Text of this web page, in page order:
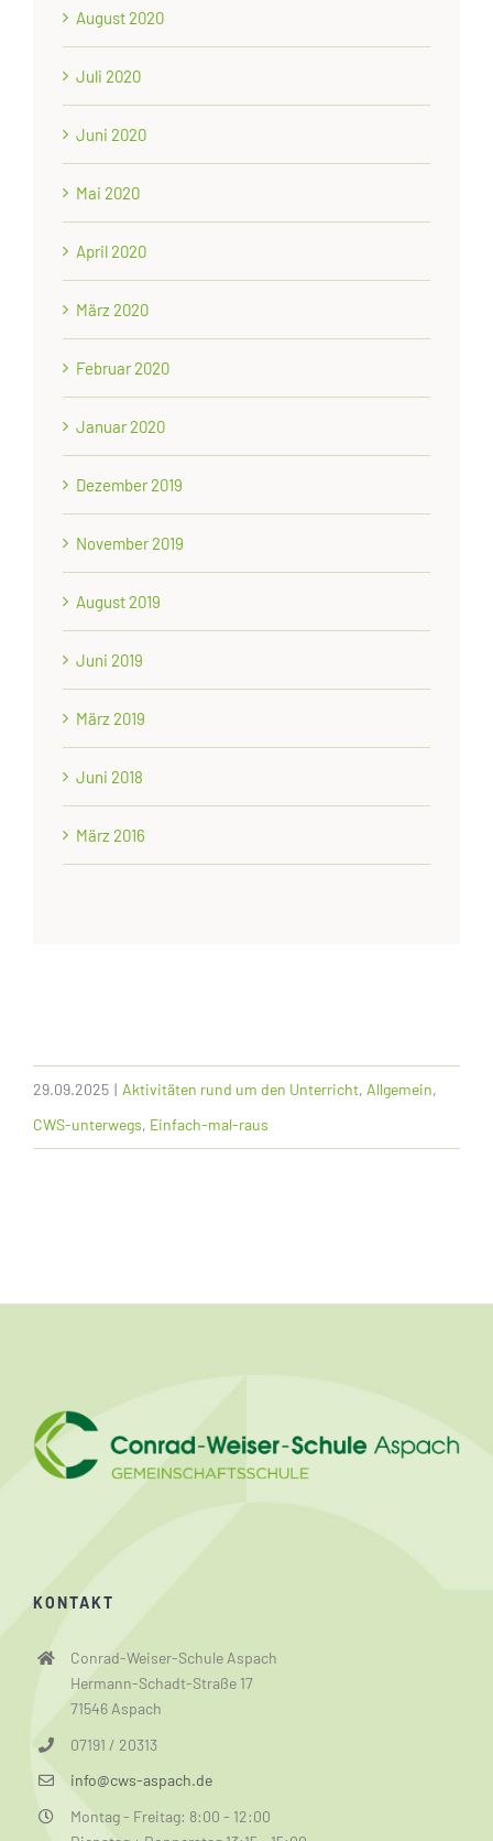
August 2020
Juli 2020
Juni 2020
Mai 2020
April 2020
März 2020
Februar 2020
Januar 2020
Dezember 2019
November 2019
August 2019
Juni 2019
März 2019
Juni 2018
März 2016
29.09.2025 | Aktivitäten rund um den Unterricht, Allgemein,
CWS-unterwegs, Einfach-mal-raus
KONTAKT
Conrad-Weiser-Schule Aspach
Hermann-Schadt-Straße 17
71546 Aspach
07191 / 20313
info@cws-aspach.de
Montag - Freitag: 8:00 - 12:00